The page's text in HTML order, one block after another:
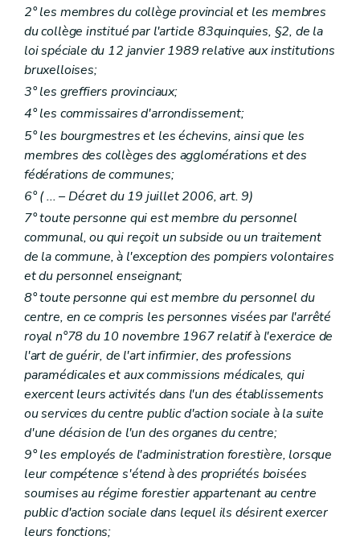
2° les membres du collège provincial et les membres
du collège institué par l'article 83quinquies, §2, de la
loi spéciale du 12 janvier 1989 relative aux institutions
bruxelloises;
3° les greffiers provinciaux;
4° les commissaires d'arrondissement;
5° les bourgmestres et les échevins, ainsi que les
membres des collèges des agglomérations et des
fédérations de communes;
6° (...– Décret du 19 juillet 2006, art. 9)
7° toute personne qui est membre du personnel
communal, ou qui reçoit un subside ou un traitement
de la commune, à l'exception des pompiers volontaires
et du personnel enseignant;
8° toute personne qui est membre du personnel du
centre, en ce compris les personnes visées par l'arrêté
royal n°78 du 10 novembre 1967 relatif à l'exercice de
l'art de guérir, de l'art infirmier, des professions
paramédicales et aux commissions médicales, qui
exercent leurs activités dans l'un des établissements
ou services du centre public d'action sociale à la suite
d'une décision de l'un des organes du centre;
9° les employés de l'administration forestière, lorsque
leur compétence s'étend à des propriétés boisées
soumises au régime forestier appartenant au centre
public d'action sociale dans lequel ils désirent exercer
leurs fonctions;